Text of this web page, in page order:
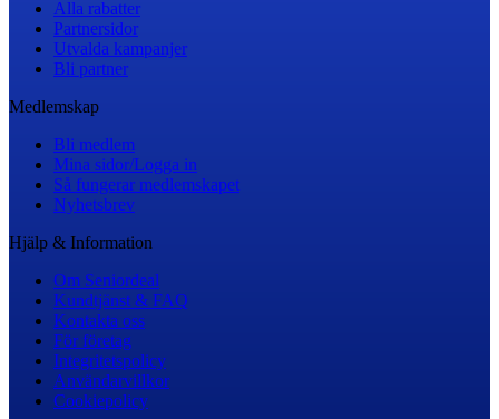
Alla rabatter
Partnersidor
Utvalda kampanjer
Bli partner
Medlemskap
Bli medlem
Mina sidor/Logga in
Så fungerar medlemskapet
Nyhetsbrev
Hjälp & Information
Om Seniordeal
Kundtjänst & FAQ
Kontakta oss
För företag
Integritetspolicy
Användarvillkor
Cookiepolicy